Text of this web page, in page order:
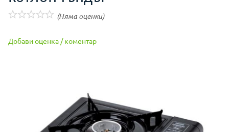
(Няма оценки)
Добави оценка / коментар